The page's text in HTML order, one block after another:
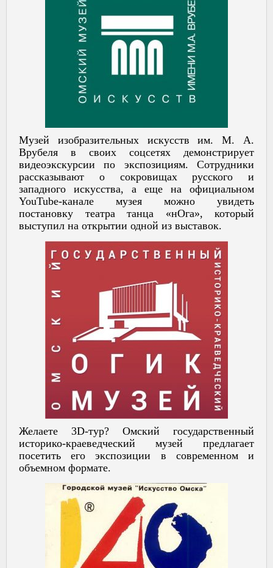
Музей изобразительных искусств им. М. А.
Врубеля в своих соцсетях демонстрирует
видеоэкскурсии по экспозициям. Сотрудники
рассказывают о сокровищах русского и
западного искусства, а еще на официальном
YouTube-канале музея можно увидеть
постановку театра танца «нОга», который
выступил на открытии одной из выставок.
Желаете 3D-тур? Омский государственный
историко-краеведческий музей предлагает
посетить его экспозиции в современном и
объемном формате.